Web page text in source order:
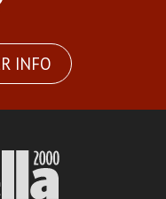
INFO